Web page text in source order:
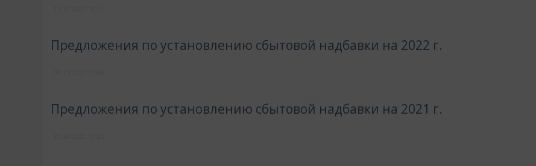
Предложения по установлению сбытовой надбавки на 2022 г.
Предложения по установлению сбытовой надбавки на 2021 г.